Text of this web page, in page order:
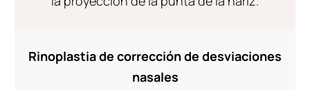
Rinoplastia de corrección de desviaciones
nasales